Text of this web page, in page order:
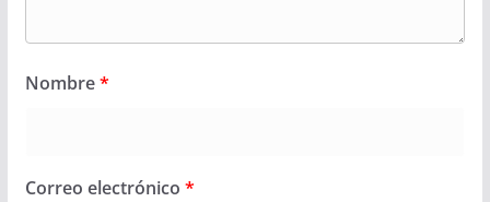
Nombre*
Correo electrónico *